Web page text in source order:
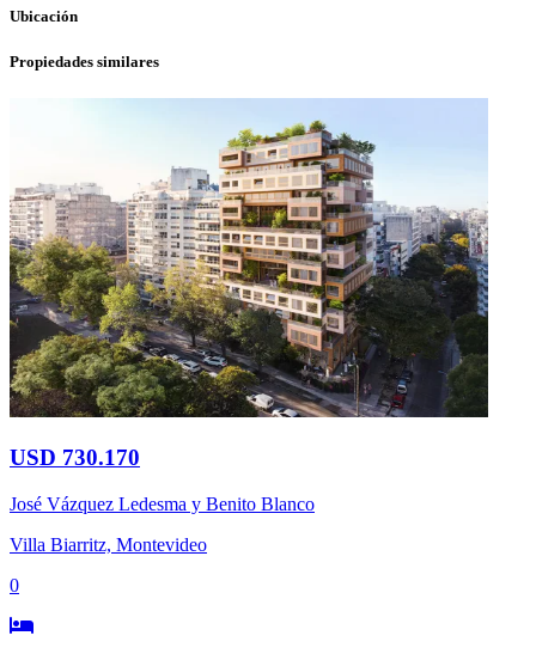
Ubicación
Propiedades similares
USD 730.170
José Vázquez Ledesma y Benito Blanco
Villa Biarritz, Montevideo
0